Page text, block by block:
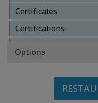
MEMBERSHIPS
ACCESSORIES
Certificates
Certifications
Facilitator Business
Facilitator Training
Options